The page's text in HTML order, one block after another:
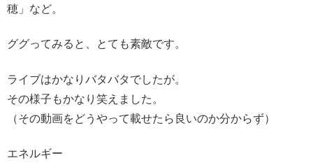
穂」など。
ググってみると、とても素敵です。
ライブはかなりバタバタでしたが。
その様子もかなり笑えました。
（その動画をどうやって載せたら良いのか分からず）
エネルギー